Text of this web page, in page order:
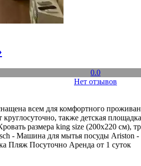
0.0
Нет отзывов
всем для комфортного
также детская
размера king size (200x220
- Машина для мытья посуды Ariston -
Пляж Посуточно Аренда от 1 суток